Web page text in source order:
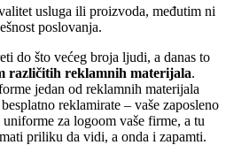
usluga ili proizvoda, međutim ni
poslovanja.
do što većeg broja ljudi, a danas to
različitih reklamnih materijala.
jedan od reklamnih materijala
reklamirate – vaše zaposleno
za logoom vaše firme, a tu
priliku da vidi, a onda i zapamti.